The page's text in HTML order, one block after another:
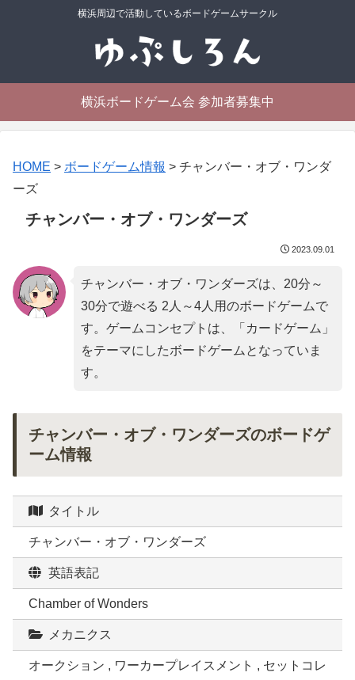
横浜周辺で活動しているボードゲームサークル
横浜ボードゲーム会 参加者募集中
HOME > ボードゲーム情報 > チャンバー・オブ・ワンダ
ーズ
チャンバー・オブ・ワンダーズ
2023.09.01
チャンバー・オブ・ワンダーズは、20分～
30分で遊べる 2人～4人用のボードゲームで
す。ゲームコンセプトは、「 カードゲーム 」
をテーマにしたボードゲームとなっていま
す。
チャンバー・オブ・ワンダーズのボードゲ
ーム情報
タイトル
チャンバー・オブ・ワンダーズ
英語表記
Chamber of Wonders
メカニクス
オークション , ワーカープレイスメント , セットコレ